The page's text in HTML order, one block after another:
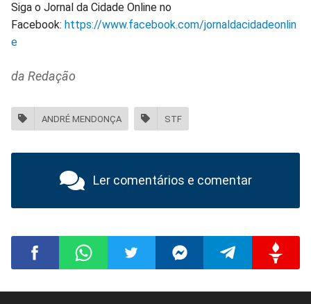
Siga o Jornal da Cidade Online no
Facebook: https://www.facebook.com/jornaldacidadeonlin
e
da Redação
ANDRÉ MENDONÇA STF
Ler comentários e comentar